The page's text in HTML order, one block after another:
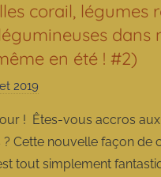
corail, légumes
dans
en été ! #2)
2019
r
m
a
! Êtes-vous accros aux
Cette nouvelle façon de
tout simplement